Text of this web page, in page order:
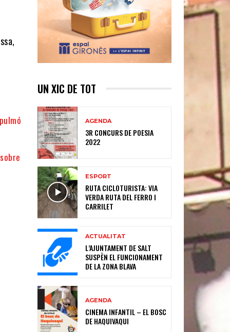
UN XIC DE TOT
AGENDA
3R CONCURS DE POESIA
2022
ESPORT
RUTA CICLOTURISTA: VIA
VERDA RUTA DEL FERRO I
CARRILET
ACTUALITAT
L’AJUNTAMENT DE SALT
SUSPÈN EL FUNCIONAMENT
DE LA ZONA BLAVA
AGENDA
CINEMA INFANTIL – EL BOSC
DE HAQUIVAQUI